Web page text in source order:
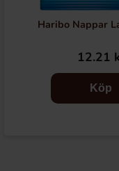
Haribo Nappar
12.21
Köp